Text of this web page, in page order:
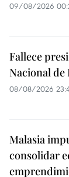
09/08/2026
Fallece
Nacional de
08/08/2026
Malasia
consolidar